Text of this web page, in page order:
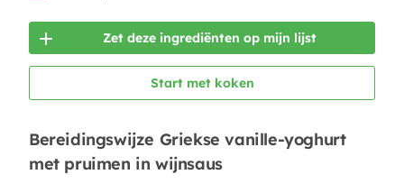
Zet deze ingrediënten op mijn lijst
Start met koken
Bereidingswijze Griekse vanille-yoghurt
met pruimen in wijnsaus